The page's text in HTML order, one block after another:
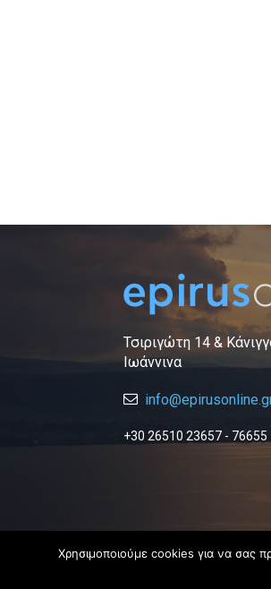
Τσιριγώτη 14 &
Ιωάννινα
+30 26510 23657 - 76655
Χρησιμοποιούμε cookies για να σας